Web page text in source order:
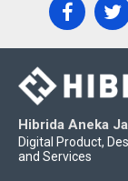
Hibrida Aneka
Digital Product,
and Services